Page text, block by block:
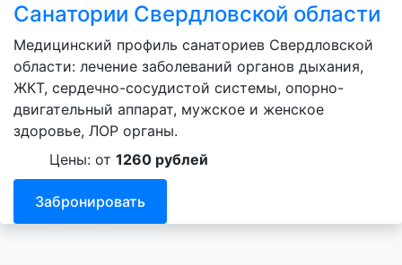
Санатории Свердловской области
Медицинский профиль санаториев Свердловской
области: лечение заболеваний органов дыхания,
ЖКТ, сердечно-сосудистой системы, опорно-
двигательный аппарат, мужское и женское
здоровье, ЛОР органы.
Цены: от 1260 рублей
Забронировать